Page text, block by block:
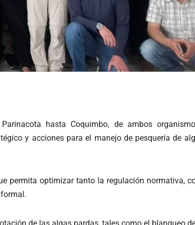
hasta Coquimbo, de ambos
y acciones para el manejo de pesquería de
permita optimizar tanto la regulación normativa,